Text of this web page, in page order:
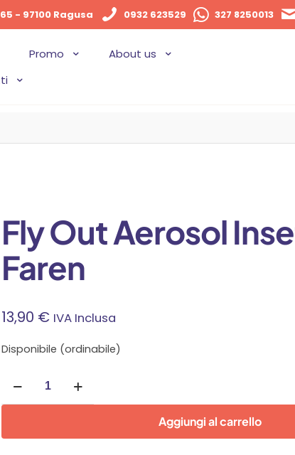
- 97100 Ragusa 0932 623529 327 8250013
Promo
About us
Fly Out Aerosol
Faren
13,90 € IVA Inclusa
Disponibile (ordinabile)
Out
Aerosol
Faren
Aggiungi al carrello